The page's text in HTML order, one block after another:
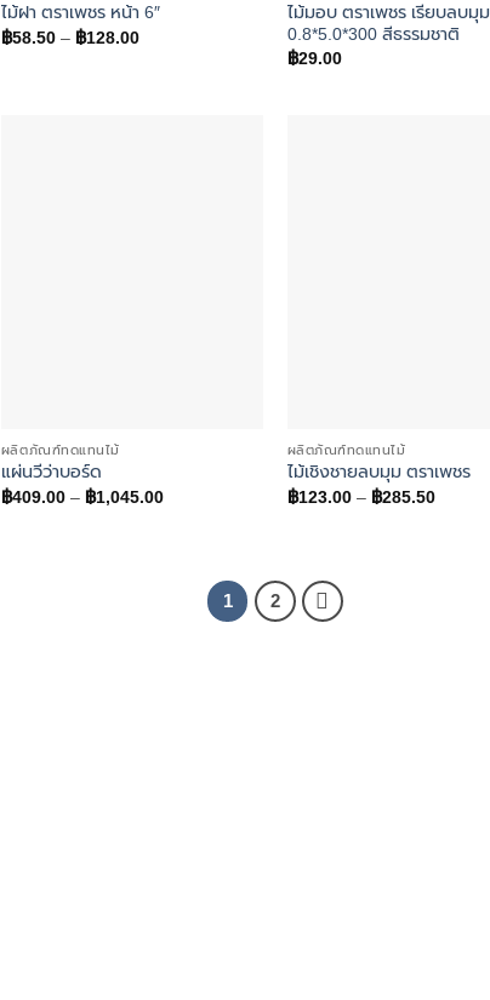
ไม้ฝา ตราเพชร หน้า 6″
฿58.50 – ฿128.00Price
ไม้มอบ ตราเพชร เรียบลบมุม
0.8*5.0*300 สีธรรมชาติ
฿29.00
ผลิตภัณฑ์ทดแทนไม้
แผ่นวีว่าบอร์ด
฿409.00 – ฿1,045.00Price
ผลิตภัณฑ์ทดแทนไม้
ไม้เชิงชายลบมุม ตราเพชร
฿123.00 – ฿285.50Price
1 2